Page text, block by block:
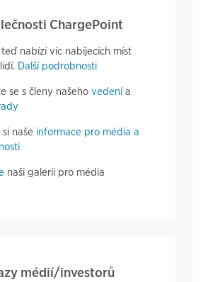
ChargePoint
nabízí víc nabíjecích míst
Další podrobnosti
se s členy našehovedenía
naše informace pro média a
naši galerii pro média
médií/investorů